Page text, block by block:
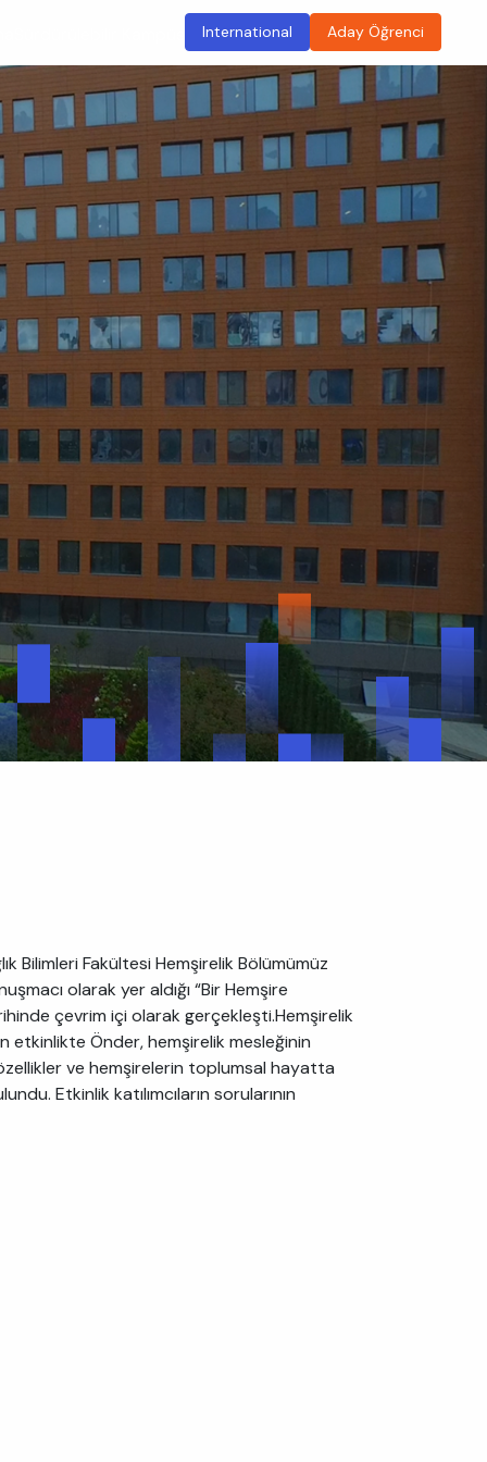
International Aday Öğrenci
Bilimleri Fakültesi Hemşirelik Bölümümüz
olarak yer aldığı “Bir Hemşire
çevrim içi olarak gerçekleşti.Hemşirelik
etkinlikte Önder, hemşirelik mesleğinin
ve hemşirelerin toplumsal hayatta
Etkinlik katılımcıların sorularının